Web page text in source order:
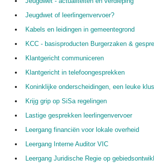
Jeugdwet of leerlingenvervoer?
Kabels en leidingen in gemeentegrond
KCC - basisproducten Burgerzaken &
Klantgericht communiceren
Klantgericht in telefoongesprekken
Koninklijke onderscheidingen, een leuke
Krijg grip op SiSa regelingen
Lastige gesprekken leerlingenvervoer
Leergang financiën voor lokale overheid
Leergang Interne Auditor VIC
Leergang Juridische Regie op